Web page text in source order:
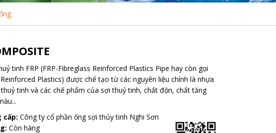
tinh FRP (FRP-Fibreglass Reinforced Plastics Pipe hay còn gọi
Reinforced Plastics) được chế tạo từ các nguyên liệu chính là nhựa
tinh và các chế phẩm của sợi thuỷ tinh, chất độn, chất tăng
cấp: Công ty cổ phần ống sợi thủy tinh Nghi Sơn
Còn hàng